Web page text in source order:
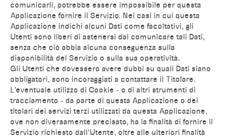
comunicarli, potrebbe essere impossibile per questa
Applicazione fornire il Servizio. Nei casi in cui questa
Applicazione indichi alcuni Dati come facoltativi, gli
Utenti sono liberi di astenersi dal comunicare tali Dati,
senza che ciò abbia alcuna conseguenza sulla
disponibilità del Servizio o sulla sua operatività.
Gli Utenti che dovessero avere dubbi su quali Dati siano
obbligatori, sono incoraggiati a contattare il Titolare.
L’eventuale utilizzo di Cookie - o di altri strumenti di
tracciamento - da parte di questa Applicazione o dei
titolari dei servizi terzi utilizzati da questa Applicazione,
ove non diversamente precisato, ha la finalità di fornire il
Servizio richiesto dall'Utente, oltre alle ulteriori finalità